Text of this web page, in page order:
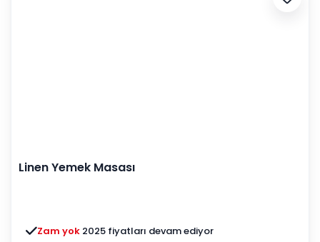
Linen Yemek Masası
Zam yok 2025 fiyatları devam ediyor